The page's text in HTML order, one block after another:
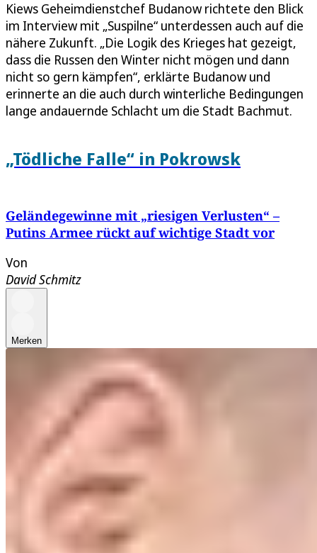
Kiews Geheimdienstchef Budanow richtete den Blick
im Interview mit „Suspilne“ unterdessen auch auf die
nähere Zukunft. „Die Logik des Krieges hat gezeigt,
dass die Russen den Winter nicht mögen und dann
nicht so gern kämpfen“, erklärte Budanow und
erinnerte an die auch durch winterliche Bedingungen
lange andauernde Schlacht um die Stadt Bachmut.
„Tödliche Falle“ in Pokrowsk
Geländegewinne mit „riesigen Verlusten“ –
Putins Armee rückt auf wichtige Stadt vor
Von
David Schmitz
Merken